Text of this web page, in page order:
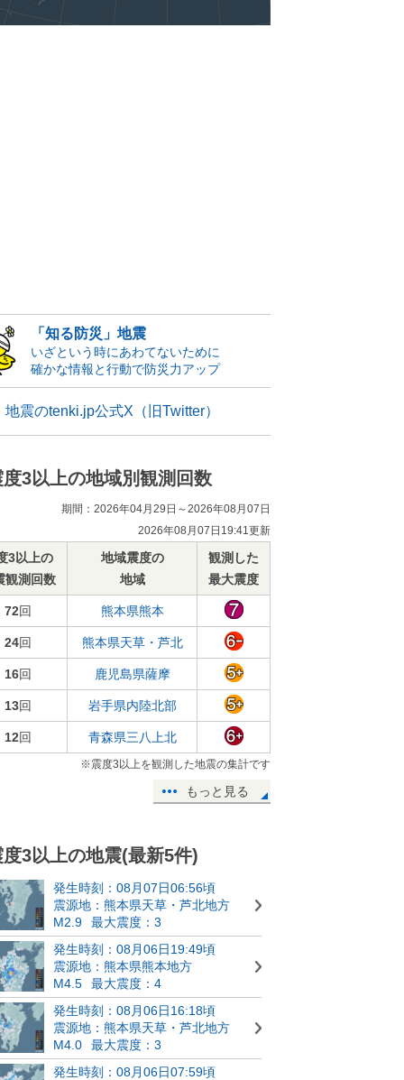
「知る防災」地震
いざという時にあわてないために
確かな情報と行動で防災力アップ
地震のtenki.jp公式X（旧Twitter）
度3以上の地域別観測回数
期間：2026年04月29日～2026年08月07日
2026年08月07日19:41更新
3以上の
観測回数
地域震度の
地域
観測した
最大震度
72回 熊本県熊本
24回 熊本県天草・芦北
16回 鹿児島県薩摩
13回 岩手県内陸北部
12回 青森県三八上北
※震度3以上を観測した地震の集計です
もっと見る
度3以上の地震(最新5件)
発生時刻：08月07日06:56頃
震源地：熊本県天草・芦北地方
M2.9
最大震度：3
発生時刻：08月06日19:49頃
震源地：熊本県熊本地方
M4.5
最大震度：4
発生時刻：08月06日16:18頃
震源地：熊本県天草・芦北地方
M4.0
最大震度：3
発生時刻：08月06日07:59頃